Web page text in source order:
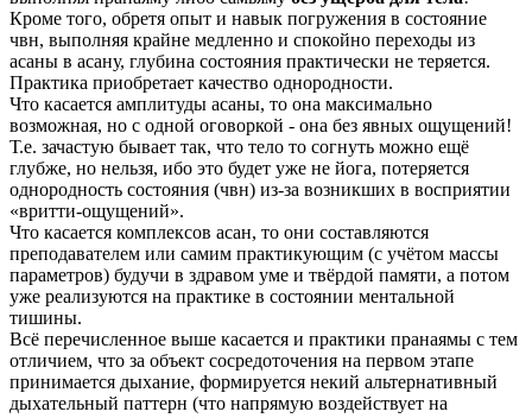
Кроме того, обретя опыт и навык погружения в состояние
чвн, выполняя крайне медленно и спокойно переходы из
асаны в асану, глубина состояния практически не теряется.
Практика приобретает качество однородности.
Что касается амплитуды асаны, то она максимально
возможная, но с одной оговоркой - она без явных ощущений!
Т.е. зачастую бывает так, что тело то согнуть можно ещё
глубже, но нельзя, ибо это будет уже не йога, потеряется
однородность состояния (чвн) из-за возникших в восприятии
«вритти-ощущений».
Что касается комплексов асан, то они составляются
преподавателем или самим практикующим (с учётом массы
параметров) будучи в здравом уме и твёрдой памяти, а потом
уже реализуются на практике в состоянии ментальной
тишины.
Всё перечисленное выше касается и практики пранаямы с тем
отличием, что за объект сосредоточения на первом этапе
принимается дыхание, формируется некий альтернативный
дыхательный паттерн (что напрямую воздействует на